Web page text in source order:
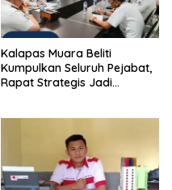
Kalapas Muara Beliti
Kumpulkan Seluruh Pejabat,
Rapat Strategis Jadi